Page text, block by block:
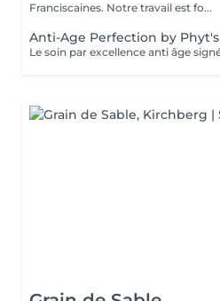
Franciscaines. Notre travail est fo...
Anti-Age Perfection by Phyt's